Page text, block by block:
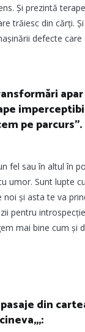
Și prezintă
trăiesc din cărți.
defecte care
pe parcurs”.
fel sau în altul în
umor. Sunt lupte
și asta te va
pentru
mai bine cum și
din